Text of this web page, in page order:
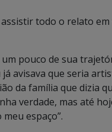
todo o relato em
pouco de sua
avisava que seria
da família que dizia
verdade, mas até
espaço”.